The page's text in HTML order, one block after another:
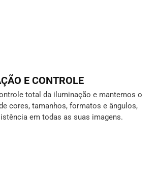
E CONTROLE
total da iluminação e mantemos o
cores, tamanhos, formatos e ângulos,
em todas as suas imagens.